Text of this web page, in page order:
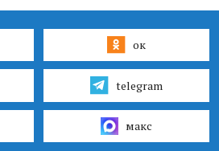
ок
telegram
макс